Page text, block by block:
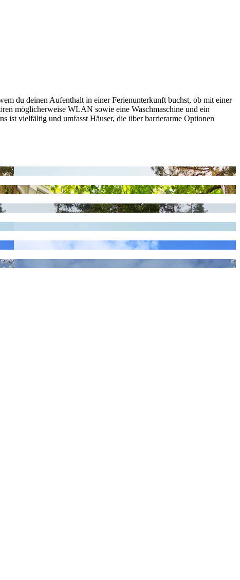
du deinen Aufenthalt in einer Ferienunterkunft buchst, ob mit einer
möglicherweise WLAN sowie eine Waschmaschine und ein
ist vielfältig und umfasst Häuser, die über barrierarme Optionen